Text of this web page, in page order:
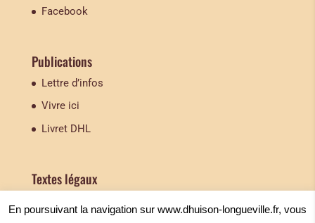
Facebook
Publications
Lettre d’infos
Vivre ici
Livret DHL
Textes légaux
En poursuivant la navigation sur www.dhuison-longueville.fr, vous